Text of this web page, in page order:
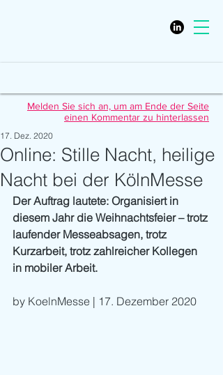
Melden Sie sich an, um am Ende der Seite
einen Kommentar zu hinterlassen
Online: Stille Nacht, heilige
Nacht bei der KölnMesse
17. Dez. 2020
Der Auftrag lautete: Organisiert in
diesem Jahr die Weihnachtsfeier – trotz
laufender Messeabsagen, trotz
Kurzarbeit, trotz zahlreicher Kollegen
in mobiler Arbeit.
by KoelnMesse | 17. Dezember 2020